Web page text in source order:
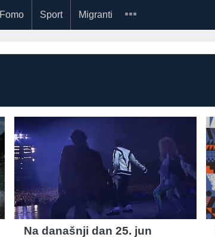
Fomo Sport Migranti
Na današnji dan 25. jun